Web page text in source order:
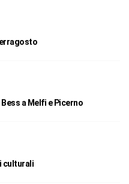
a Melfi e Picerno
culturali